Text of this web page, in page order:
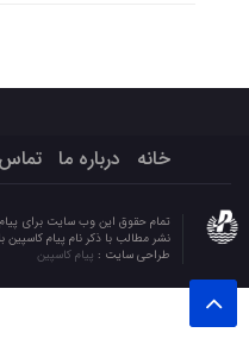
خانه درباره ما تماس
تمام حقوق این وب سایت برای
نشر مطالب با ذکر نام پیام کاسپین
طراحی سایت : پیام کاسپین